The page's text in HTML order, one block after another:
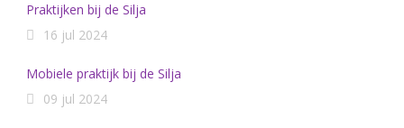
Praktijken bij de Silja
16 jul 2024
Mobiele praktijk bij de Silja
09 jul 2024